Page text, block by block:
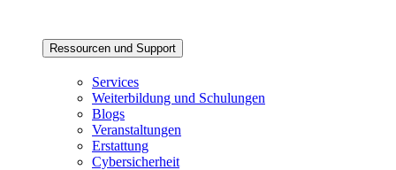
Ressourcen und Support
Services
Weiterbildung und Schulungen
Blogs
Veranstaltungen
Erstattung
Cybersicherheit